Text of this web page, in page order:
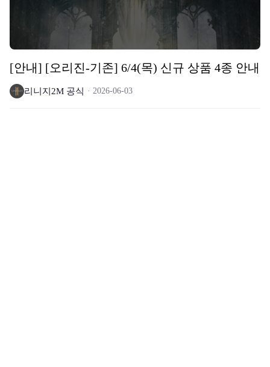
[안내] [오리진-기존] 6/4(목) 신규 상품 4종 안내
리니지2M 공식 2026-06-03